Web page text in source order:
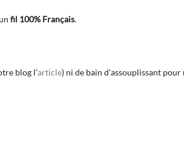
fil 100% Français.
blog l’article) ni de bain d’assouplissant